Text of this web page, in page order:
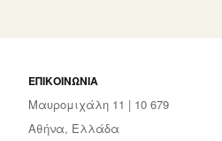
ΕΠΙΚΟΙΝΩΝΊΑ
Μαυρομιχάλη 11 | 10 679
Αθήνα, Ελλάδα